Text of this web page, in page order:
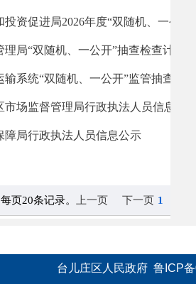
台儿庄区人民政府 鲁ICP